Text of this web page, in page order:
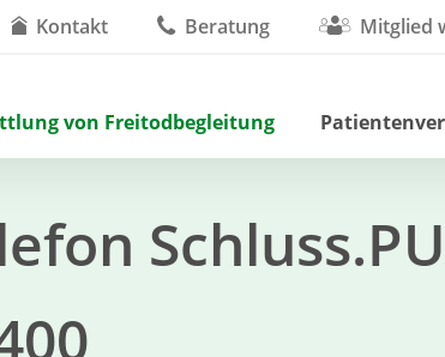
Kontakt Beratung Mitglied
von Freitodbegleitung